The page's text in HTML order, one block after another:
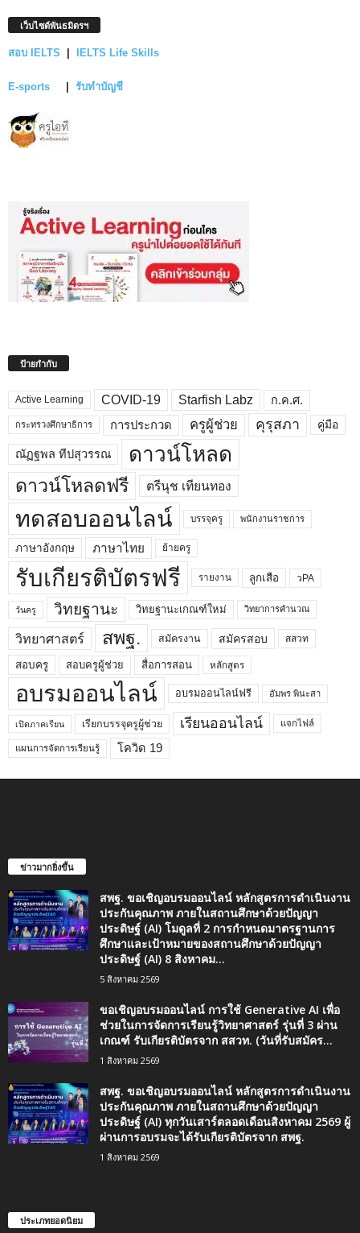
เว็บไซต์พันธมิตรฯ
สอบ IELTS IELTS Life Skills
E-sports รับทำบัญชี
ป้ายกำกับ
Active Learning COVID-19 Starfish Labz ก.ค.ศ.
กระทรวงศึกษาธิการ การประกวด ครูผู้ช่วย คุรุสภา คู่มือ
ณัฏฐพล ทีปสุวรรณ ดาวน์โหลด
ดาวน์โหลดฟรี ตรีนุช เทียนทอง
ทดสอบออนไลน์ บรรจุครู พนักงานราชการ
ภาษาอังกฤษ ภาษาไทย ย้ายครู
รับเกียรติบัตรฟรี รายงาน ลูกเสือ วPA
วันครู วิทยฐานะ วิทยฐานะเกณฑ์ใหม่ วิทยาการคำนวณ
วิทยาศาสตร์ สพฐ. สมัครงาน สมัครสอบ สสวท
สอบครู สอบครูผู้ช่วย สื่อการสอน หลักสูตร
อบรมออนไลน์ อบรมออนไลน์ฟรี อัมพร พินะสา
เปิดภาคเรียน เรียกบรรจุครูผู้ช่วย เรียนออนไลน์ แจกไฟล์
แผนการจัดการเรียนรู้ โควิด 19
ข่าวมากยิ่งขึ้น
สพฐ. ขอเชิญอบรมออนไลน์ หลักสูตรการดำเนินงาน
ประกันคุณภาพ ภายในสถานศึกษาด้วยปัญญา
ประดิษฐ์ (AI) โมดูลที่ 2 การกำหนดมาตรฐานการ
ศึกษาและเป้าหมายของสถานศึกษาด้วยปัญญา
ประดิษฐ์ (AI) 8 สิงหาคม...
5 สิงหาคม 2569
ขอเชิญอบรมออนไลน์ การใช้ Generative AI เพื่อ
ช่วยในการจัดการเรียนรู้วิทยาศาสตร์ รุ่นที่ 3 ผ่าน
เกณฑ์ รับเกียรติบัตรจาก สสวท. (วันที่รับสมัคร...
1 สิงหาคม 2569
สพฐ. ขอเชิญอบรมออนไลน์ หลักสูตรการดำเนินงาน
ประกันคุณภาพ ภายในสถานศึกษาด้วยปัญญา
ประดิษฐ์ (AI) ทุกวันเสาร์ตลอดเดือนสิงหาคม 2569 ผู้
ผ่านการอบรมจะได้รับเกียรติบัตรจาก สพฐ.
1 สิงหาคม 2569
ประเภทยอดนิยม